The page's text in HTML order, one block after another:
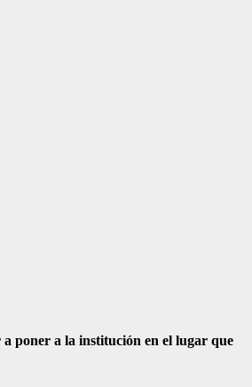
poner a la institución en el lugar que